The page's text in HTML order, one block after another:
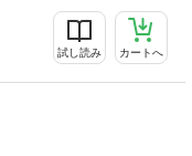
試し読み カートへ